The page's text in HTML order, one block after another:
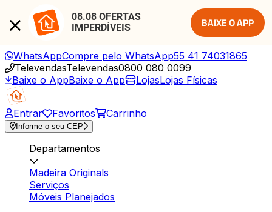
08.08 OFERTAS
IMPERDÍVEIS
BAIXE O APP
WhatsAppCompre pelo WhatsApp55 41 74031865
TelevendasTelevendas0800 080 0099
Baixe o AppBaixe o App LojasLojas Físicas
Entrar Favoritos Carrinho
Informe o seu CEP
Departamentos
Madeira Originals
Serviços
Móveis Planejados